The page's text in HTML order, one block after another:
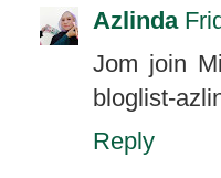
Azlinda
Jom join
bloglist-
Reply